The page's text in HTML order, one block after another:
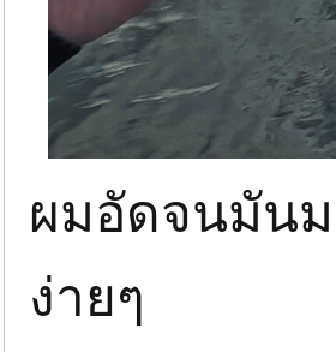
ผมอัดจนมัน
ง่ายๆ